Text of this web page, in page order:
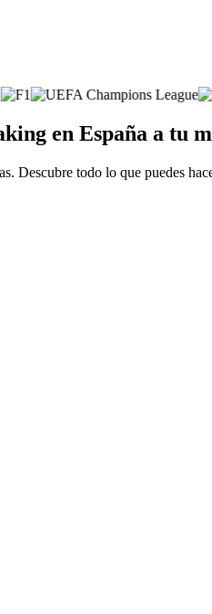
en España a tu
Descubre todo lo que puedes